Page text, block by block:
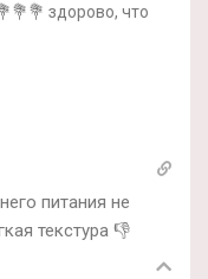
здорово, что
питания не
текстура 👎